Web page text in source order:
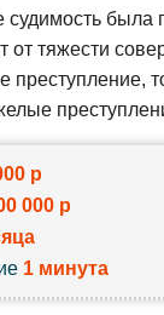
судимость
тяжести
р
000 р
1 минута